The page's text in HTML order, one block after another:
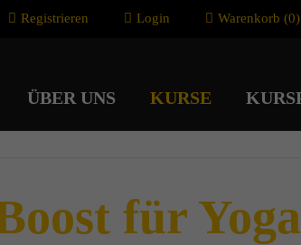
Registrieren Login Warenkorb (0)
ÜBER UNS KURSE
für